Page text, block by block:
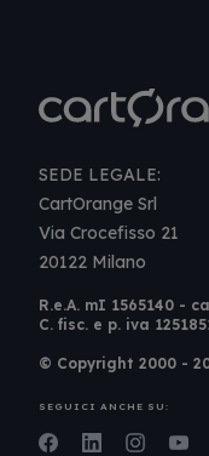
SEDE LEGALE:
CartOrange Srl
Via Crocefisso 21
20122 Milano
R.e.A. mI 1565140 -
C. fisc. e p. iva
© Copyright 2000 -
SEGUICI ANCHE SU: